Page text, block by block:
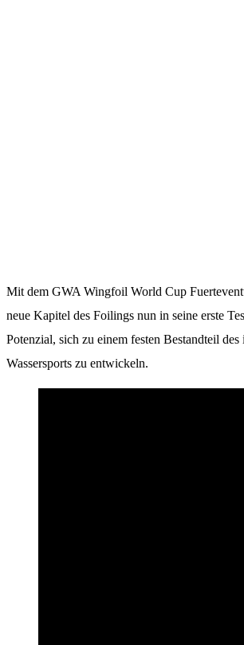
Mit dem GWA Wingfoil World Cup
neue Kapitel des Foilings nun in seine erste
Potenzial, sich zu einem festen Bestandteil des
Wassersports zu entwickeln.